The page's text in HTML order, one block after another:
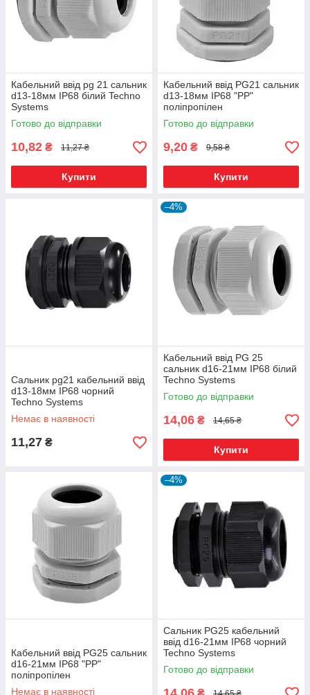
Кабельний ввід pg 21 сальник
d13-18мм IP68 білий Techno
Systems
Готово до відправки
10,82 ₴ 11,27 ₴
Купити
Кабельний ввід PG21 сальник
d13-18мм IP68 "PP"
поліпропілен
Готово до відправки
9,20 ₴ 9,58 ₴
Купити
Сальник pg21 кабельний ввід
d13-18мм IP68 чорний
Techno Systems
Немає в наявності
11,27 ₴
–4%
Кабельний ввід PG 25
сальник d16-21мм IP68 білий
Techno Systems
Готово до відправки
14,06 ₴ 14,65 ₴
Купити
Кабельний ввід PG25 сальник
d16-21мм IP68 "PP"
поліпропілен
Немає в наявності
–4%
Сальник PG25 кабельний
ввід d16-21мм IP68 чорний
Techno Systems
Готово до відправки